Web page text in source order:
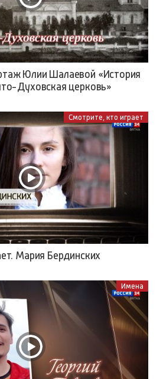
Юлии Шалаевой «История
Духовская церковь»
Смотрите, кто играет
Мария Бердинских
Имена